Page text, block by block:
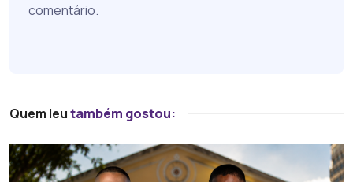
comentário.
Quem leutambém gostou: